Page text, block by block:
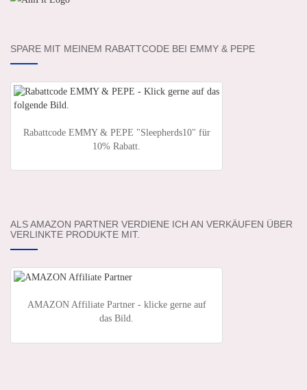
SPARE MIT MEINEM RABATTCODE BEI EMMY & PEPE
Rabattcode EMMY & PEPE "Sleepherds10" für
10% Rabatt.
ALS AMAZON PARTNER VERDIENE ICH AN VERKÄUFEN ÜBER
VERLINKTE PRODUKTE MIT.
AMAZON Affiliate Partner - klicke gerne auf
das Bild.